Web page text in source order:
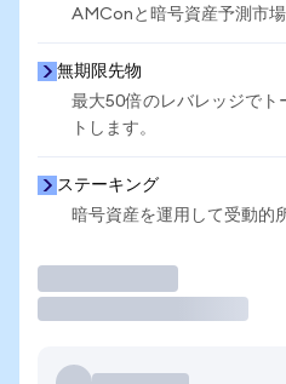
AMConと暗号資産予測市場
無期限先物
最大50倍のレバレッジでト
トします。
ステーキング
暗号資産を運用して受動的